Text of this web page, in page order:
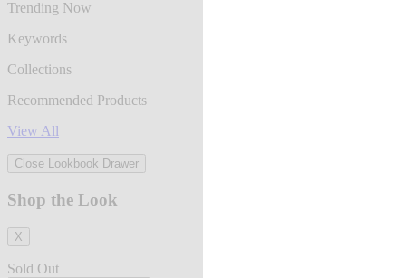
Trending Now
Keywords
Collections
Recommended Products
View All
Close Lookbook Drawer
Shop the Look
X
Sold Out